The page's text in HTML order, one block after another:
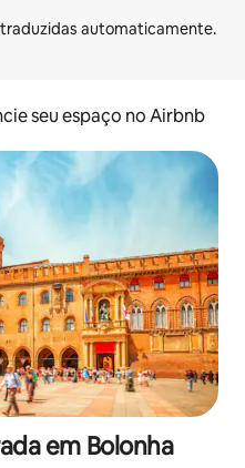
seu espaço no Airbnb
em Bolonha